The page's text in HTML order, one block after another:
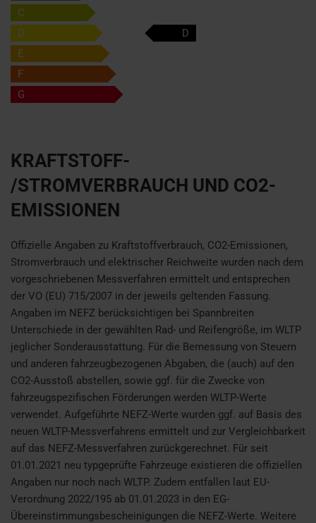
C
D
D
E
F
G
KRAFTSTOFF-
/STROMVERBRAUCH UND CO2-
EMISSIONEN
Offizielle Angaben zu Kraftstoffverbrauch, CO2-Emissionen,
Stromverbrauch und elektrischer Reichweite wurden nach dem
vorgeschriebenen Messverfahren ermittelt und entsprechen
der VO (EU) 715/2007 in der jeweils geltenden Fassung.
Angaben im NEFZ berücksichtigen bei Spannbreiten
Unterschiede in der gewählten Rad- und Reifengröße, im WLTP
jeglicher Sonderausstattung. Für die Bemessung von Steuern
und anderen fahrzeugbezogenen Abgaben, die (auch) auf den
CO2-Ausstoß abstellen, sowie ggf. für die Zwecke von
fahrzeugspezifischen Förderungen werden WLTP-Werte
verwendet. Aufgeführte NEFZ-Werte wurden ggf. auf Basis des
neuen WLTP-Messverfahrens ermittelt und zur Vergleichbarkeit
auf das NEFZ-Messverfahren zurückgerechnet. Für seit
01.01.2021 neu typgeprüfte Fahrzeuge existieren die offiziellen
Angaben nur noch nach WLTP. Zudem entfallen laut EU-
Verordnung 2022/195 ab 01.01.2023 in den EG-
Übereinstimmungsbescheinigungen die NEFZ-Werte. Weitere